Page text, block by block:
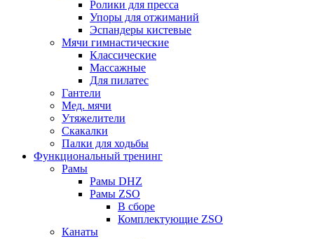
Ролики для пресса
Упоры для отжиманий
Эспандеры кистевые
Мячи гимнастические
Классические
Массажные
Для пилатес
Гантели
Мед. мячи
Утяжелители
Скакалки
Палки для ходьбы
Функциональный тренинг
Рамы
Рамы DHZ
Рамы ZSO
В сборе
Комплектующие ZSO
Канаты